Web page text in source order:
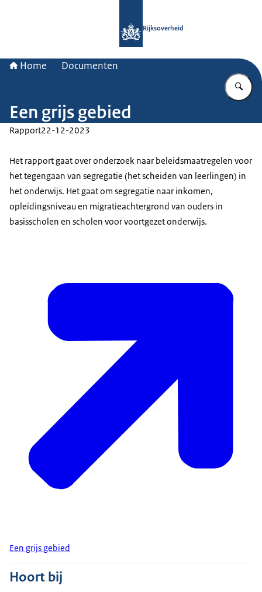
Rijksoverheid
Home Documenten
Een grijs gebied
Rapport22-12-2023
Het rapport gaat over onderzoek naar beleidsmaatregelen voor
het tegengaan van segregatie (het scheiden van leerlingen) in
het onderwijs. Het gaat om segregatie naar inkomen,
opleidingsniveau en migratieachtergrond van ouders in
basisscholen en scholen voor voortgezet onderwijs.
Een grijs gebied
Hoort bij